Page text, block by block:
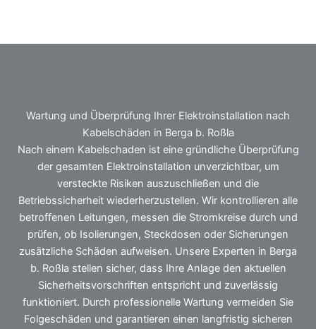
Wartung und Überprüfung Ihrer Elektroinstallation nach
Kabelschäden in Berga b. Roßla
Nach einem Kabelschaden ist eine gründliche Überprüfung
der gesamten Elektroinstallation unverzichtbar, um
versteckte Risiken auszuschließen und die
Betriebssicherheit wiederherzustellen. Wir kontrollieren alle
betroffenen Leitungen, messen die Stromkreise durch und
prüfen, ob Isolierungen, Steckdosen oder Sicherungen
zusätzliche Schäden aufweisen. Unsere Experten in Berga
b. Roßla stellen sicher, dass Ihre Anlage den aktuellen
Sicherheitsvorschriften entspricht und zuverlässig
funktioniert. Durch professionelle Wartung vermeiden Sie
Folgeschäden und garantieren einen langfristig sicheren